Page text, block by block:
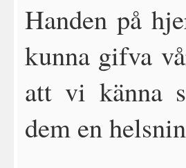
Handen på
kunna gifva
att vi känna
dem en